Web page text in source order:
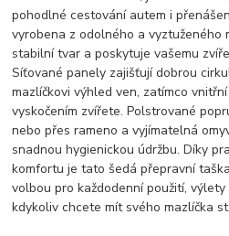
pohodlné cestování autem i
vyrobena z odolného a vyztuženého
stabilní tvar a poskytuje vašemu
Síťované panely zajišťují dobrou
mazlíčkovi výhled ven, zatímco
vyskočením zvířete. Polstrované
nebo přes rameno a vyjímatelná
snadnou hygienickou údržbu. Díky
komfortu je tato šedá přepravní
volbou pro každodenní použití,
kdykoliv chcete mít svého mazlíčka